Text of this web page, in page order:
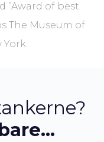
”Award of best
The Museum of